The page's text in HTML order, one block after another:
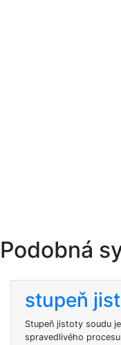
Podobná
stupeň
Stupeň jistoty soudu
spravedlivého